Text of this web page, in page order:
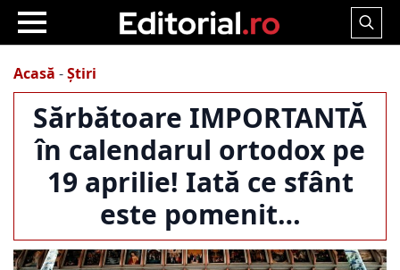
Search
Acasă -Știri
Sărbătoare IMPORTANTĂ
în calendarul ortodox pe
19 aprilie! Iată ce sfânt
este pomenit…